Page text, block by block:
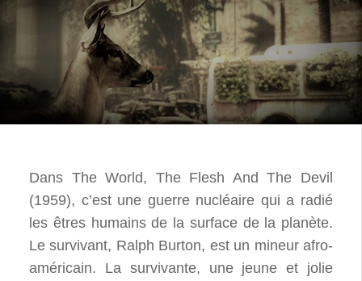
Dans The World, The Flesh And The Devil
(1959), c’est une guerre nucléaire qui a radié
les êtres humains de la surface de la planète.
Le survivant, Ralph Burton, est un mineur afro-
américain. La survivante, une jeune et jolie